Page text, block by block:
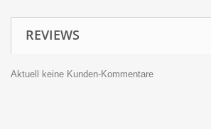
REVIEWS
Aktuell keine Kunden-Kommentare